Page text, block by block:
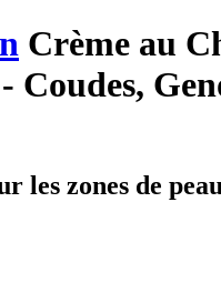
Crème au
Coudes,
les zones de